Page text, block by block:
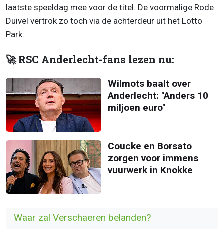
laatste speeldag mee voor de titel. De voormalige Rode
Duivel vertrok zo toch via de achterdeur uit het Lotto
Park.
🚀 RSC Anderlecht-fans lezen nu:
Wilmots baalt over
Anderlecht: "Anders 10
miljoen euro"
Coucke en Borsato
zorgen voor immens
vuurwerk in Knokke
Waar zal Verschaeren belanden?